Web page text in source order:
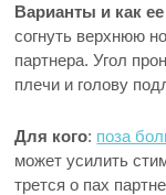
Варианты и как
согнуть верхнюю
партнера. Угол
плечи и голову
Для кого: поза
может усилить
трется о пах